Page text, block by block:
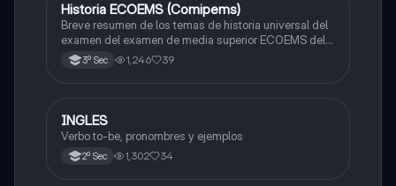
Historia
Historia ECOEMS (Comipems)
Breve resumen de los temas de historia universal del
examen del examen de media superior ECOEMS del
valle de México
3º Sec 1,246 39
Inglés
INGLES
Verbo to-be, pronombres y ejemplos
2º Sec 1,302 34